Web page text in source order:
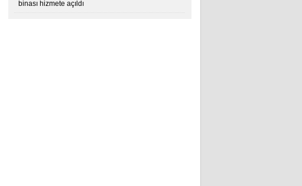
binası hizmete açıldı